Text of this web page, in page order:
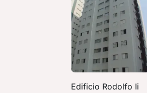
Edificio Rodolfo Ii